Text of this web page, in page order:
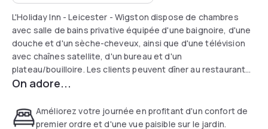
L'Holiday Inn - Leicester - Wigston dispose de chambres
avec salle de bains privative équipée d'une baignoire, d'une
douche et d'un sèche-cheveux, ainsi que d'une télévision
avec chaînes satellite, d'un bureau et d'un
plateau/bouilloire. Les clients peuvent dîner au restaurant
de l'hôtel qui propose une large sélection de plats à la carte,
tout au long de la journée.
On adore...
Améliorez votre journée en profitant d'un confort de
premier ordre et d'une vue paisible sur le jardin.